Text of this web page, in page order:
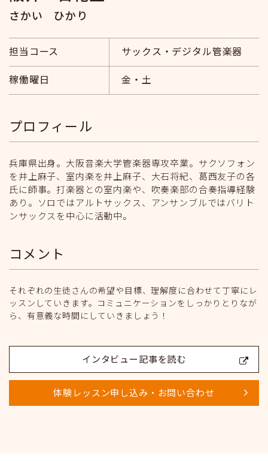
さかい ひかり
担当コース
サックス・デジタル管楽器
稼働曜日
金・土
プロフィール
兵庫県出身。大阪音楽大学管楽器専攻卒業。サクソフォン
を井上麻子、室内楽を井上麻子、大石将紀、葛西友子の各
氏に師事。打楽器との室内楽や、吹奏楽部の合奏指導経験
あり。ソロではアルトサックス、アンサンブルではバリト
ンサックスを中心に活動中。
コメント
それぞれの生徒さんの希望や目標、理解度に合わせて丁寧にレ
ッスンしていきます。コミュニケーションをしっかりとりなが
ら、有意義な時間にしていきましょう！
インタビュー記事を読む
体験レッスン申し込み・お問い合わせ